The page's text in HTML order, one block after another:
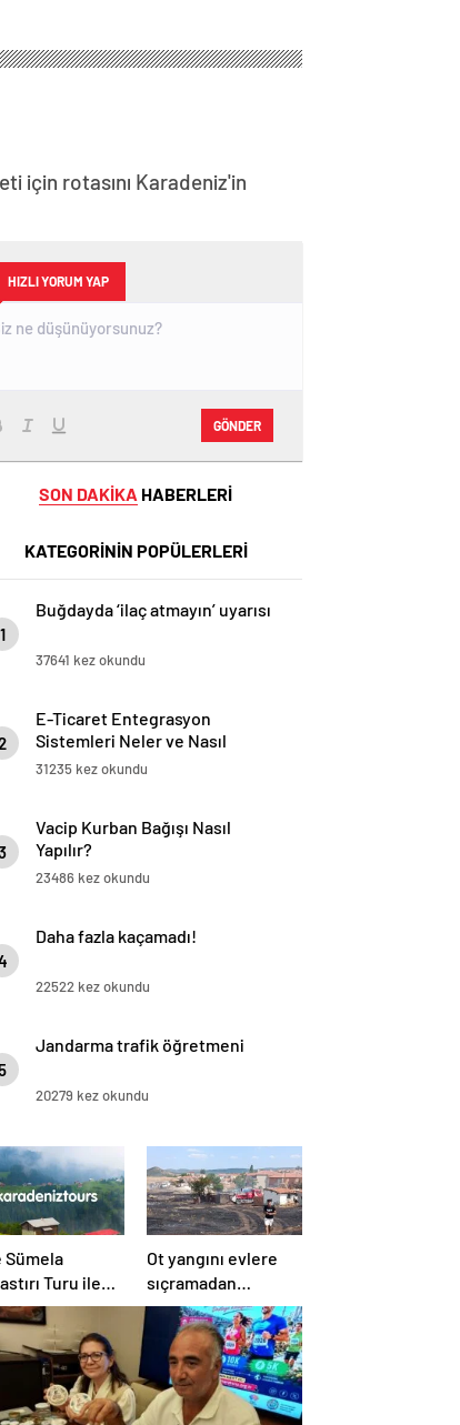
için rotasını Karadeniz'in
HIZLI YORUM YAP
GÖNDER
SON DAKİKA HABERLERİ
KATEGORİNİN POPÜLERLERİ
1
Buğdayda ‘ilaç atmayın’ uyarısı
37641 kez okundu
E-Ticaret Entegrasyon
Sistemleri Neler ve Nasıl
Yapılır?
31235 kez okundu
Vacip Kurban Bağışı Nasıl
Yapılır?
23486 kez okundu
Daha fazla kaçamadı!
22522 kez okundu
Jandarma trafik öğretmeni
20279 kez okundu
Sümela
Turu ile
ve Doğayı Bir
Keşfedin
Ot yangını evlere
sıçramadan
söndürüldü!